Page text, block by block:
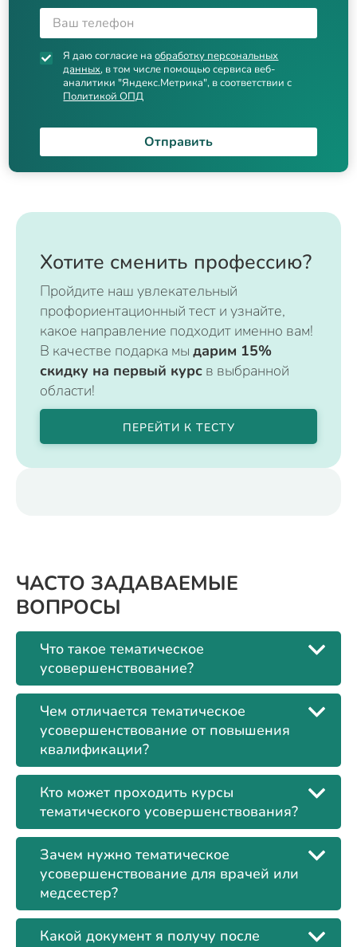
Я даю согласие наобработку персональных
данных, в том числе помощью сервиса веб-
аналитики "Яндекс.Метрика", в соответствии с
Политикой ОПД
Отправить
Хотите сменить профессию?
Пройдите наш увлекательный
профориентационный тест и узнайте,
какое направление подходит именно вам!
В качестве подарка мы дарим 15%
скидку на первый курс в выбранной
области!
ПЕРЕЙТИ К ТЕСТУ
ЧАСТО ЗАДАВАЕМЫЕ
ВОПРОСЫ
Что такое тематическое
усовершенствование?
Чем отличается тематическое
усовершенствование от повышения
квалификации?
Кто может проходить курсы
тематического усовершенствования?
Зачем нужно тематическое
усовершенствование для врачей или
медсестер?
Какой документ я получу после